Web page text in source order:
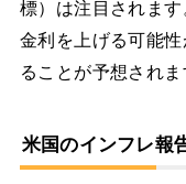
標）は注目されま
金利を上げる可能
ることが予想されま
米国のインフレ報